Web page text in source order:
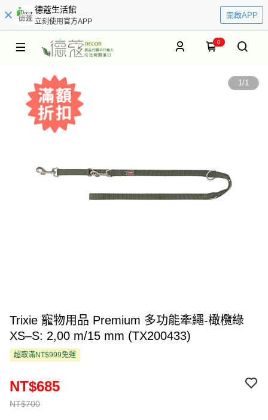
德蔻生活館
立刻使用官方APP
開啟APP
0
1/1
Trixie 寵物用品 Premium 多功能牽繩-橄欖綠
XS–S: 2,00 m/15 mm (TX200433)
超取滿NT$999免運
NT$700
NT$685